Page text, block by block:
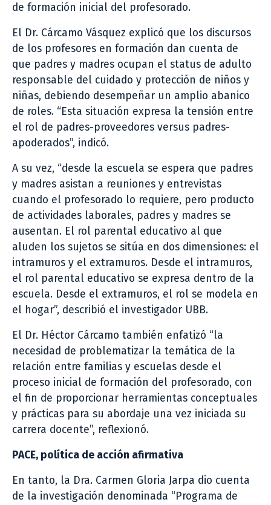
de formación inicial del profesorado.
El Dr. Cárcamo Vásquez explicó que los discursos
de los profesores en formación dan cuenta de
que padres y madres ocupan el status de adulto
responsable del cuidado y protección de niños y
niñas, debiendo desempeñar un amplio abanico
de roles. “Esta situación expresa la tensión entre
el rol de padres-proveedores versus padres-
apoderados”, indicó.
A su vez, “desde la escuela se espera que padres
y madres asistan a reuniones y entrevistas
cuando el profesorado lo requiere, pero producto
de actividades laborales, padres y madres se
ausentan. El rol parental educativo al que
aluden los sujetos se sitúa en dos dimensiones: el
intramuros y el extramuros. Desde el intramuros,
el rol parental educativo se expresa dentro de la
escuela. Desde el extramuros, el rol se modela en
el hogar”, describió el investigador UBB.
El Dr. Héctor Cárcamo también enfatizó “la
necesidad de problematizar la temática de la
relación entre familias y escuelas desde el
proceso inicial de formación del profesorado, con
el fin de proporcionar herramientas conceptuales
y prácticas para su abordaje una vez iniciada su
carrera docente”, reflexionó.
PACE, política de acción afirmativa
En tanto, la Dra. Carmen Gloria Jarpa dio cuenta
de la investigación denominada “Programa de